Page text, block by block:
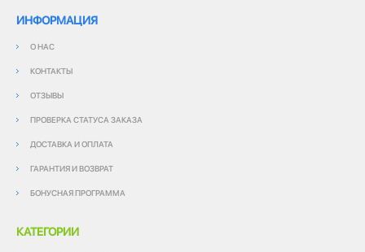
ИНФОРМАЦИЯ
О НАС
КОНТАКТЫ
ОТЗЫВЫ
ПРОВЕРКА СТАТУСА ЗАКАЗА
ДОСТАВКА И ОПЛАТА
ГАРАНТИЯ И ВОЗВРАТ
БОНУСНАЯ ПРОГРАММА
КАТЕГОРИИ